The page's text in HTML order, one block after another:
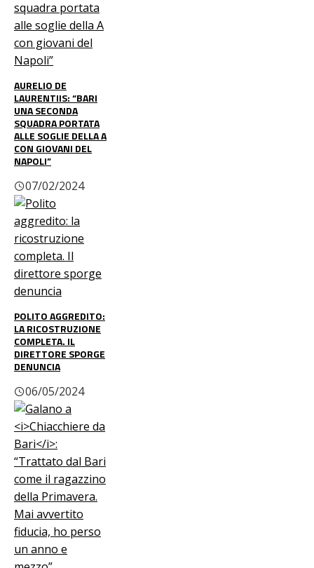
AURELIO DE
LAURENTIIS: “BARI
UNA SECONDA
SQUADRA PORTATA
ALLE SOGLIE DELLA A
CON GIOVANI DEL
NAPOLI”
07/02/2024
POLITO AGGREDITO:
LA RICOSTRUZIONE
COMPLETA. IL
DIRETTORE SPORGE
DENUNCIA
06/05/2024